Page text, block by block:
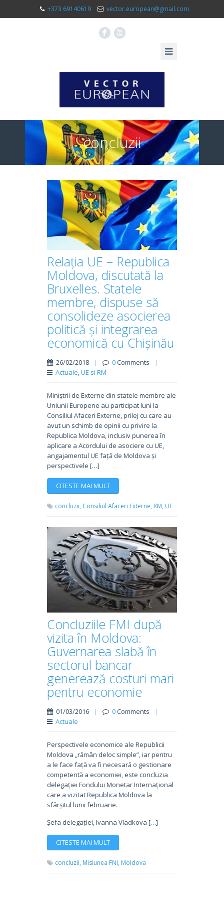
+373 69140619 vector.european@gmail.com
F X
concluzii
Relația UE – Republica
Moldova, discutată la
Bruxelles. Statele
membre, dispuse să
consolideze asocierea
politică și integrarea
economică cu Chișinău
26/02/2018 | 0Comments
|
Actuale,UE si RM
Miniștrii de Externe din statele membre ale
Uniunii Europene au participat luni la
Consiliul Afaceri Externe, prilej cu care au
avut un schimb de opinii cu privire la
Republica Moldova, inclusiv punerea în
aplicare a Acordului de asociere cu UE,
angajamentul UE față de Moldova și
perspectivele […]
CITESTE MAI MULT
concluzii, Consiliul Afaceri Externe, RM, UE
Concluziile FMI după
vizita în Moldova:
Guvernarea slabă în
sectorul bancar
generează costuri mari
pentru economie
01/03/2016 | 0Comments
|
Actuale
Perspectivele economice ale Republicii
Moldova „rămân deloc simple”, iar pentru
a le face față va fi necesară o gestionare
competentă a economiei, este concluzia
delegației Fondului Monetar Internațional
care a vizitat Republica Moldova la
sfârșitul lunii februarie.
Șefa delegației, Ivanna Vladkova […]
CITESTE MAI MULT
concluzii, Misiunea FNI, Moldova